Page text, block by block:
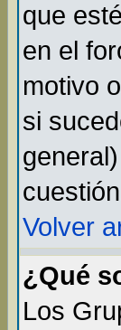
que
en el
motivo
si
Volver
¿Qué
Los